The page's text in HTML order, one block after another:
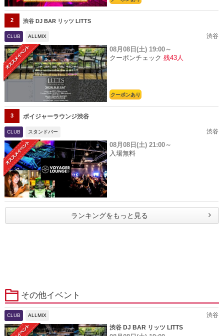
2 渋谷 DJ BAR リッツ LITTS
CLUB ALLMIX 渋谷
08月08日(土) 19:00～
クーポンチェック 残43人
クーポンあり
3 ボイジャーラウンジ渋谷
CLUB スタンドバー 渋谷
08月08日(土) 21:00～
入場無料
ランキングをもっと見る
その他イベント
CLUB ALLMIX
渋谷
渋谷 DJ BAR リッツ LITTS